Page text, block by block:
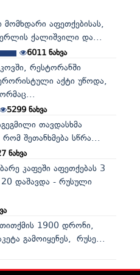
აფეთქებისას,
ქალიშვილი და...
6011 ნახვა
რესტორანში
აქტი უწოდა,
5299ნახვა
თავდასხმა
შეთანხმება სწრა...
ნახვა
კაფეში აფეთქებას 3
20 დაშავდა - რუსული
1900 დრონი,
გამოიყენეს, რუსე...